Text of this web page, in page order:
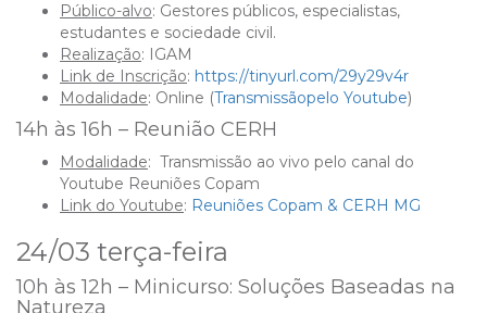
Público-alvo: Gestores públicos, especialistas,
estudantes e sociedade civil.
Realização: IGAM
Link de Inscrição: https://tinyurl.com/29y29v4r
Modalidade: Online (Transmissãopelo Youtube)
14h às 16h – Reunião CERH
Modalidade: Transmissão ao vivo pelo canal do
Youtube Reuniões Copam
Link do Youtube: Reuniões Copam & CERH MG
24/03 terça-feira
10h às 12h – Minicurso: Soluções Baseadas na
Natureza